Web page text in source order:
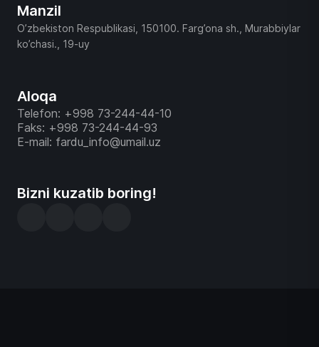
Manzil
O’zbekiston Respublikasi, 150100. Farg’ona sh., Murabbiylar
ko’chasi., 19-uy
Aloqa
Telefon: +998 73-244-44-10
Faks: +998 73-244-44-93
E-mail: fardu_info@umail.uz
Bizni kuzatib boring!